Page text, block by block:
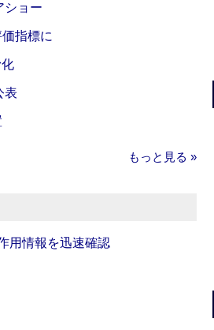
ショー
指標に
表
もっと見る »
用情報を迅速確認